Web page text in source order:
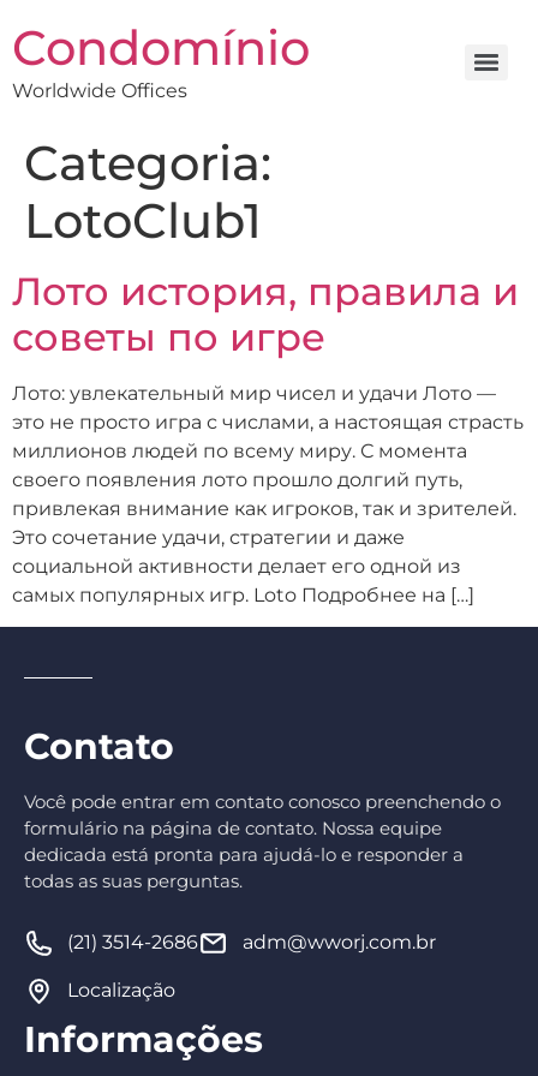
Condomínio
Worldwide Offices
Categoria:
LotoClub1
Лото история, правила и
советы по игре
Лото: увлекательный мир чисел и удачи Лото —
это не просто игра с числами, а настоящая страсть
миллионов людей по всему миру. С момента
своего появления лото прошло долгий путь,
привлекая внимание как игроков, так и зрителей.
Это сочетание удачи, стратегии и даже
социальной активности делает его одной из
самых популярных игр. Loto Подробнее на […]
Contato
Você pode entrar em contato conosco preenchendo o
formulário na página de contato. Nossa equipe
dedicada está pronta para ajudá-lo e responder a
todas as suas perguntas.
(21) 3514-2686 adm@wworj.com.br
Localização
Informações